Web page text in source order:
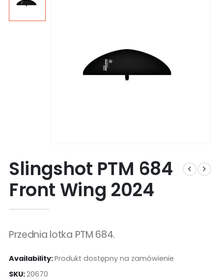
Slingshot PTM 684
Front Wing 2024
Przednia lotka PTM 684.
Availability:Produkt dostępny na zamówienie
SKU:20670